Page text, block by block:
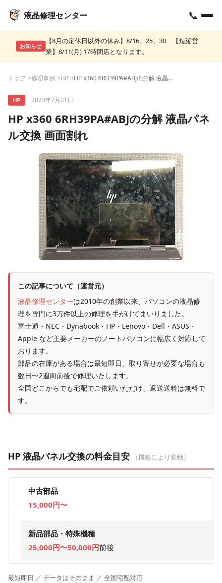
液晶修理センター 📞
お知らせ
【8月の定休日以外の休み】8/16、25、30 【短縮営
業】8/11(月) 17時閉店となります。
トップ 修理事例 HP HP x360 6RH39PA#ABJの分解 液晶パネル交換 画面割れ
HP 2023年7月21日
HP x360 6RH39PA#ABJの分解 液晶パネ
ル交換 画面割れ
この記事について（運営元）
液晶修理センターは2010年の創業以来、パソコンの液晶修
理を専門に3万件以上の修理を手がけてまいりました。
富士通・NEC・Dynabook・HP・Lenovo・Dell・ASUS・
Apple など主要メーカーのノートパソコンに幅広く対応して
おります。
部品の在庫がある場合は最短即日、取り寄せが必要な場合も
数日〜2週間前後で修理いたします。
全国どこからでも宅配でご依頼いただけ、返送送料は無料で
す。
HP 液晶パネル交換の料金目安 （機種により変動）
中古部品
15,000円〜
新品部品・特殊機種
25,000円〜50,000円前後
最短即日 ／ データはそのまま ／ 全国宅配対応